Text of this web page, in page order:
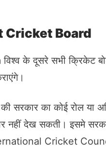
Cricket Board
के दूसरे सभी क्रिकेट
का कोई रोल या
देख सकती। इसमे
Cricket